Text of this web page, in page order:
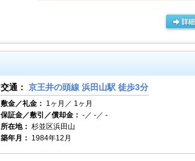
交通： 京王井の頭線 浜田山駅 徒歩3分
敷金／礼金： 1ヶ月／ 1ヶ月
保証金／敷引／償却金： -／ -／ -
所在地： 杉並区浜田山
築年月： 1984年12月